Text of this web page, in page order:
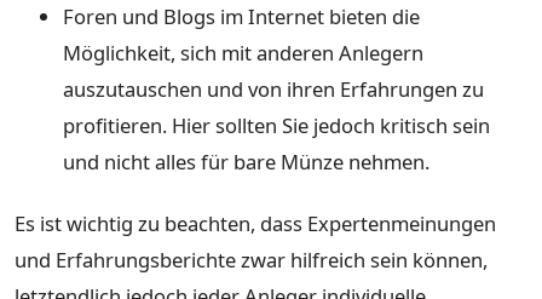
Foren und Blogs im Internet bieten die
Möglichkeit, sich mit anderen Anlegern
auszutauschen und von ihren Erfahrungen zu
profitieren. Hier sollten Sie jedoch kritisch sein
und nicht alles für bare Münze nehmen.
Es ist wichtig zu beachten, dass Expertenmeinungen
und Erfahrungsberichte zwar hilfreich sein können,